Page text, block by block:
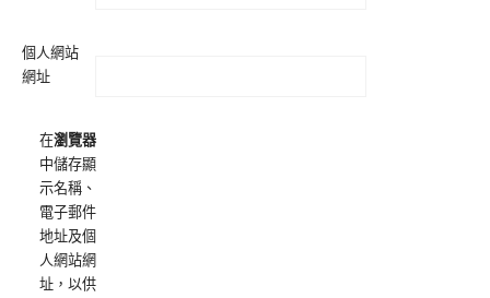
個人網站
網址
在瀏覽器
中儲存顯
示名稱、
電子郵件
地址及個
人網站網
址，以供